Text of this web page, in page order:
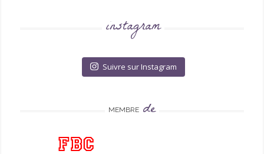
instagram
Suivre sur Instagram
MEMBRE de